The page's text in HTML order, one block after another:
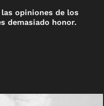
opiniones de los
demasiado honor.